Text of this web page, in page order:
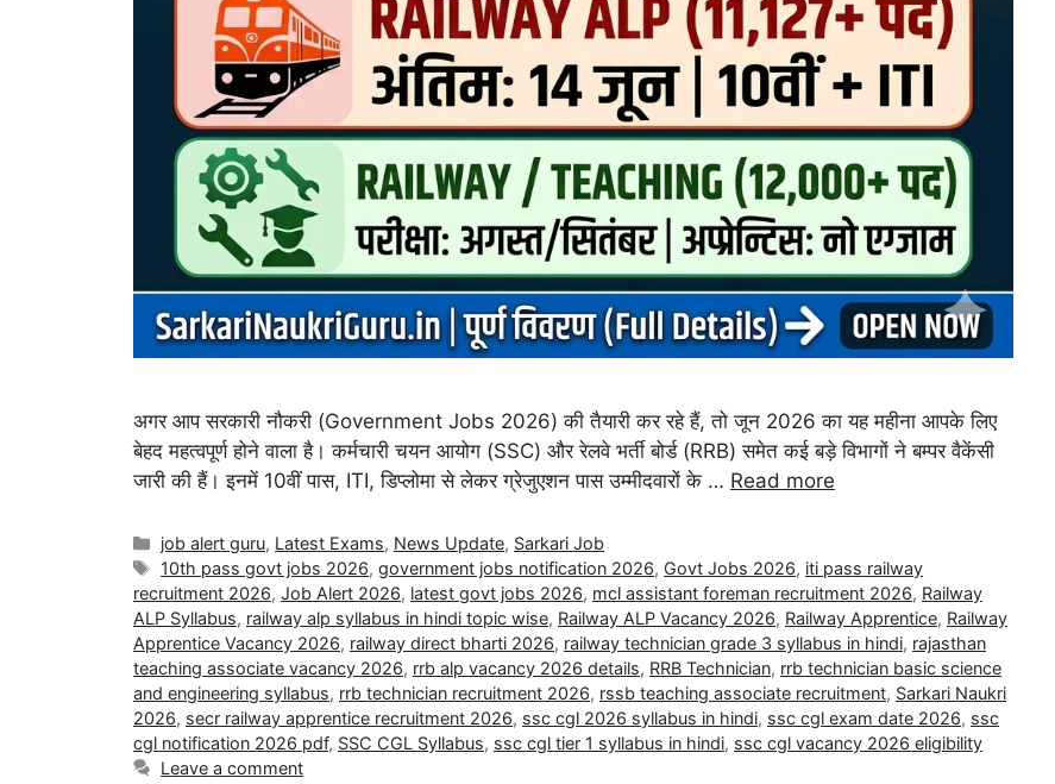
अगर आप सरकारी नौकरी (Government Jobs 2026) की तैयारी कर रहे हैं, तो जून 2026 का यह महीना आपके लिए
बेहद महत्वपूर्ण होने वाला है। कर्मचारी चयन आयोग (SSC) और रेलवे भर्ती बोर्ड (RRB) समेत कई बड़े विभागों ने बम्पर वैकेंसी
जारी की हैं। इनमें 10वीं पास, ITI, डिप्लोमा से लेकर ग्रेजुएशन पास उम्मीदवारों के … Read more
job alert guru, Latest Exams, News Update, Sarkari Job
10th pass govt jobs 2026,government jobs notification 2026, Govt Jobs 2026, iti pass railway
recruitment 2026, Job Alert 2026, latest govt jobs 2026, mcl assistant foreman recruitment 2026, Railway
ALP Syllabus, railway alp syllabus in hindi topic wise, Railway ALP Vacancy 2026, Railway Apprentice, Railway
Apprentice Vacancy 2026, railway direct bharti 2026, railway technician grade 3 syllabus in hindi, rajasthan
teaching associate vacancy 2026, rrb alp vacancy 2026 details, RRB Technician, rrb technician basic science
and engineering syllabus, rrb technician recruitment 2026, rssb teaching associate recruitment, Sarkari Naukri
2026, secr railway apprentice recruitment 2026, ssc cgl 2026 syllabus in hindi, ssc cgl exam date 2026, ssc
cgl notification 2026 pdf, SSC CGL Syllabus, ssc cgl tier 1 syllabus in hindi, ssc cgl vacancy 2026 eligibility
Leave a comment